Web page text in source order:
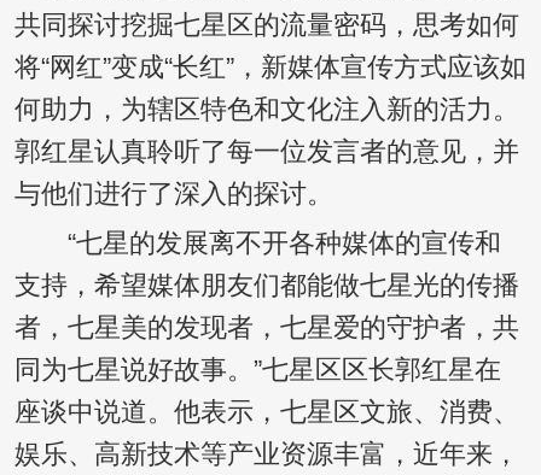
共同探讨挖掘七星区的流量密码，思考如何
将“网红”变成“长红”，新媒体宣传方式应该如
何助力，为辖区特色和文化注入新的活力。
郭红星认真聆听了每一位发言者的意见，并
与他们进行了深入的探讨。
“七星的发展离不开各种媒体的宣传和
支持，希望媒体朋友们都能做七星光的传播
者，七星美的发现者，七星爱的守护者，共
同为七星说好故事。”七星区区长郭红星在
座谈中说道。他表示，七星区文旅、消费、
娱乐、高新技术等产业资源丰富，近年来，